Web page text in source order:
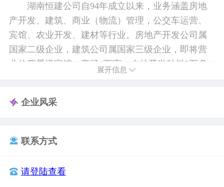
湖南恒建公司自94年成立以来，业务涵盖房地
产开发、建筑、商业（物流）管理，公交车运营、
宾馆、农业开发、建材等行业。房地产开发公司属
国家二级企业，建筑公司属国家三级企业，即将营
业的四星级宾馆，商场4万亩，农林开发种树2万多
司，但一定是你大有可为的平台，平台已经搭建，
展开信息
企业风采
联系方式
请登陆查看